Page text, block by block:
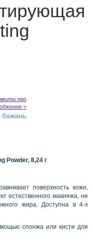
про
>
бажань
Powder, 8,24 г
поверхность кожи,
естественного макияжа, не
жира. Доступна в 4-х
спонжа или кисти для